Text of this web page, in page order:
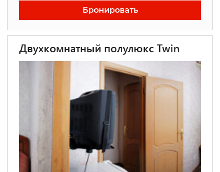
Бронировать
Двухкомнатный полулюкс Twin